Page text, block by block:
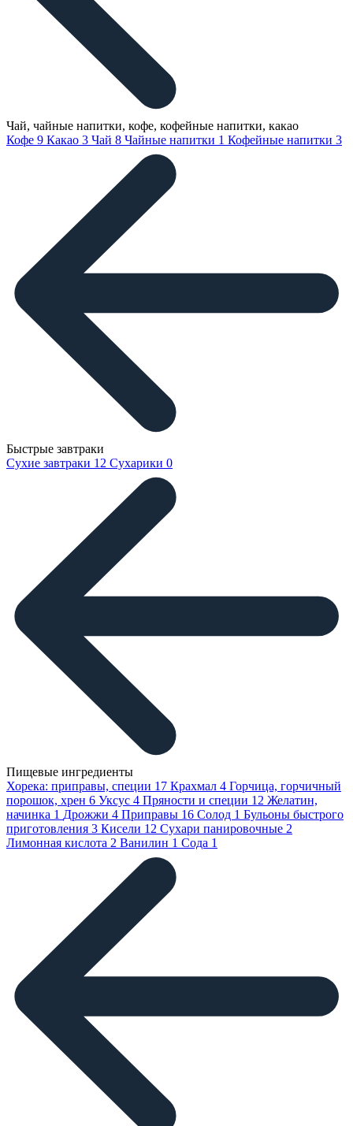
Чай, чайные напитки, кофе, кофейные напитки, какао
Кофе 9 Какао 3 Чай 8 Чайные напитки 1 Кофейные напитки 3
Быстрые завтраки
Сухие завтраки 12 Сухарики 0
Пищевые ингредиенты
Хорека: приправы, специи 17 Крахмал 4 Горчица, горчичный
порошок, хрен 6 Уксус 4 Пряности и специи 12 Желатин,
начинка 1 Дрожжи 4 Приправы 16 Солод 1 Бульоны быстрого
приготовления 3 Кисели 12 Сухари панировочные 2
Лимонная кислота 2 Ванилин 1 Сода 1